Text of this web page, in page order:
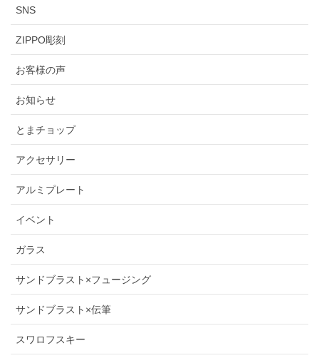
SNS
ZIPPO彫刻
お客様の声
お知らせ
とまチョップ
アクセサリー
アルミプレート
イベント
ガラス
サンドブラスト×フュージング
サンドブラスト×伝筆
スワロフスキー